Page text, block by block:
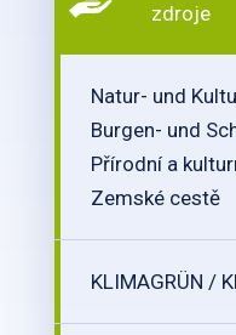
zdroje
Natur- und
Burgen- und
Přírodní a
Zemské cestě
KLIMAGRÜN /